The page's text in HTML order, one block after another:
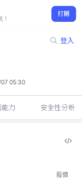
打開
登入
05:30
力 安全性分析